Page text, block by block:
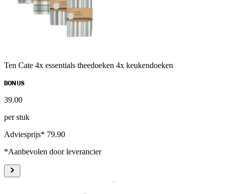
Ten Cate 4x essentials theedoeken 4x keukendoeken
BONUS
39.00
per stuk
Adviesprijs* 79.90
*Aanbevolen door leverancier